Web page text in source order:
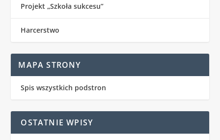
Projekt „Szkoła sukcesu”
Harcerstwo
MAPA STRONY
Spis wszystkich podstron
OSTATNIE WPISY